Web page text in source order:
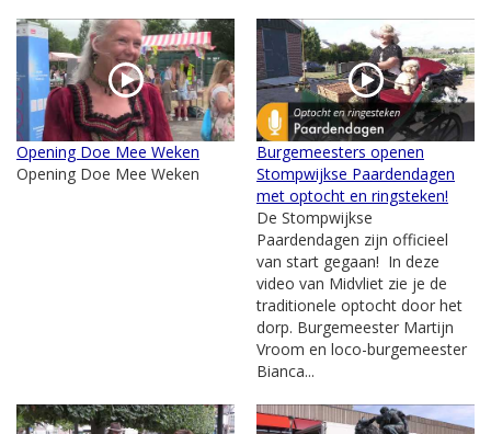
Opening Doe Mee Weken
Opening Doe Mee Weken
Burgemeesters openen
Stompwijkse Paardendagen
met optocht en ringsteken!
De Stompwijkse
Paardendagen zijn officieel
van start gegaan! In deze
video van Midvliet zie je de
traditionele optocht door het
dorp. Burgemeester Martijn
Vroom en loco-burgemeester
Bianca...